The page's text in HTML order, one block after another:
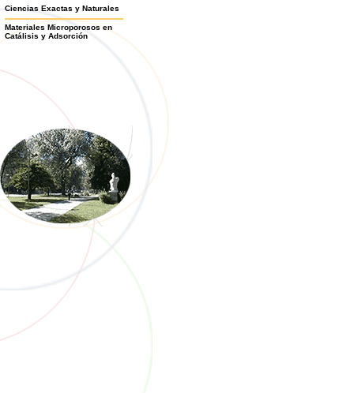
Ciencias Exactas y Naturales
Materiales Microporosos en
Catálisis y Adsorción